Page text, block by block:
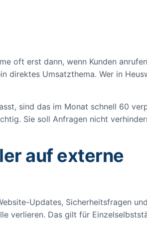
oft erst dann, wenn Kunden
direktes Umsatzthema. Wer in
sind das im Monat schnell 60
Sie soll Anfragen nicht
auf externe
Updates, Sicherheitsfragen und
verlieren. Das gilt für